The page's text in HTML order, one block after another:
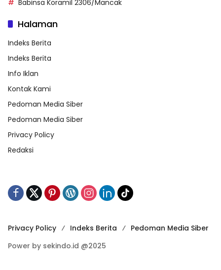
Babinsa Koramil 2306/Mancak
Halaman
Indeks Berita
Indeks Berita
Info Iklan
Kontak Kami
Pedoman Media Siber
Pedoman Media Siber
Privacy Policy
Redaksi
Privacy Policy Indeks Berita
Pedoman Media Siber
Power by sekindo.id @2025